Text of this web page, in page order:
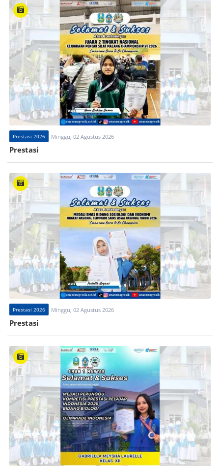
Prestasi 2026 Minggu, 02 Agustus 2026
Prestasi
Prestasi 2026 Minggu, 02 Agustus 2026
Prestasi